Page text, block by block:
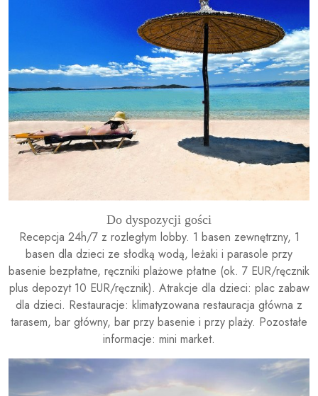
Do dyspozycji gości
Recepcja 24h/7 z rozległym lobby. 1 basen zewnętrzny, 1
basen dla dzieci ze słodką wodą, leżaki i parasole przy
basenie bezpłatne, ręczniki plażowe płatne (ok. 7 EUR/ręcznik
plus depozyt 10 EUR/ręcznik). Atrakcje dla dzieci: plac zabaw
dla dzieci. Restauracje: klimatyzowana restauracja główna z
tarasem, bar główny, bar przy basenie i przy plaży. Pozostałe
informacje: mini market.